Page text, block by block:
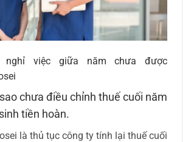
nghỉ việc giữa năm chưa được
chưa điều chỉnh thuế cuối năm
tiền hoàn.
là thủ tục công ty tính lại thuế cuối